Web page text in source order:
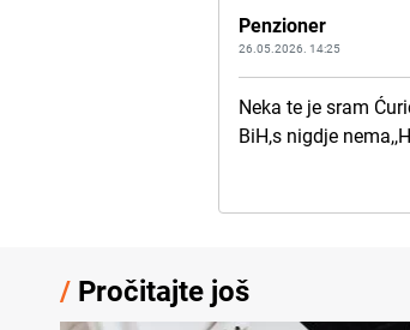
Penzioner
26.05.2026. 14:25
Neka te je sram
BiH,s nigdje
/ Pročitajte još